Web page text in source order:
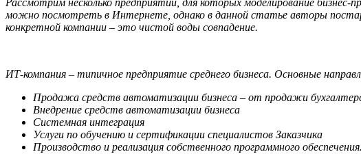
можно посмотреть в Интернете, однако в данной статье авторы
конкретной компании – это чистой воды совпадение.
ИТ-компания – типичное предприятие среднего бизнеса. Основные
Продажа средств автоматизации бизнеса – от продажи
Внедрение средств автоматизации бизнеса
Системная интеграция
Услуги по обучению и сертификации специалистов Заказчика
Производство и реализация собственного программного обеспечения.